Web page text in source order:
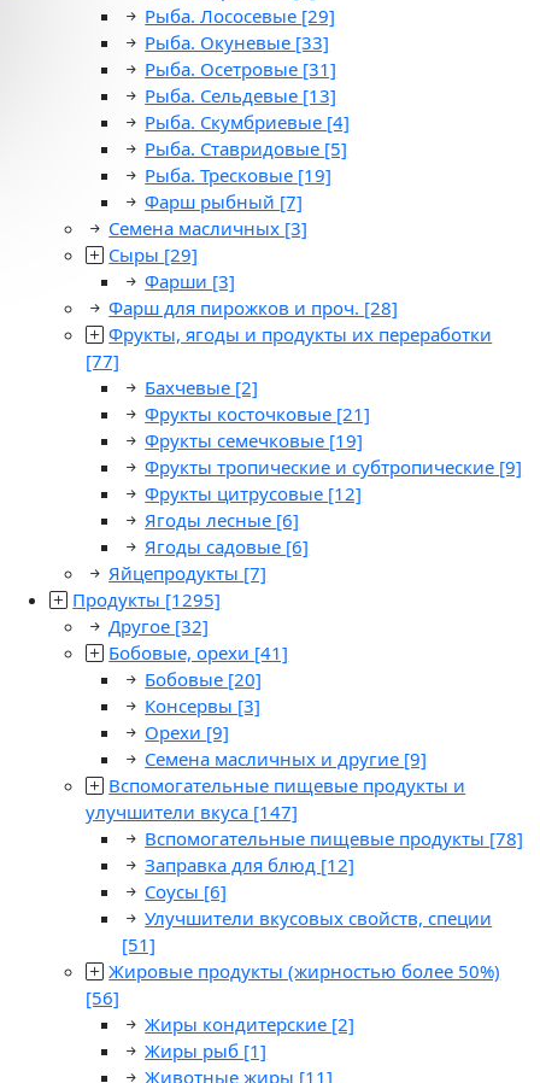
Рыба. Лососевые [29]
Рыба. Окуневые [33]
Рыба. Осетровые [31]
Рыба. Сельдевые [13]
Рыба. Скумбриевые [4]
Рыба. Ставридовые [5]
Рыба. Тресковые [19]
Фарш рыбный [7]
Семена масличных [3]
Сыры [29]
Фарши [3]
Фарш для пирожков и проч. [28]
Фрукты, ягоды и продукты их переработки
[77]
Бахчевые [2]
Фрукты косточковые [21]
Фрукты семечковые [19]
Фрукты тропические и субтропические [9]
Фрукты цитрусовые [12]
Ягоды лесные [6]
Ягоды садовые [6]
Яйцепродукты [7]
Продукты [1295]
Другое [32]
Бобовые, орехи [41]
Бобовые [20]
Консервы [3]
Орехи [9]
Семена масличных и другие [9]
Вспомогательные пищевые продукты и
улучшители вкуса [147]
Вспомогательные пищевые продукты [78]
Заправка для блюд [12]
Соусы [6]
Улучшители вкусовых свойств, специи
[51]
Жировые продукты (жирностью более 50%)
[56]
Жиры кондитерские [2]
Жиры рыб [1]
Животные жиры [11]